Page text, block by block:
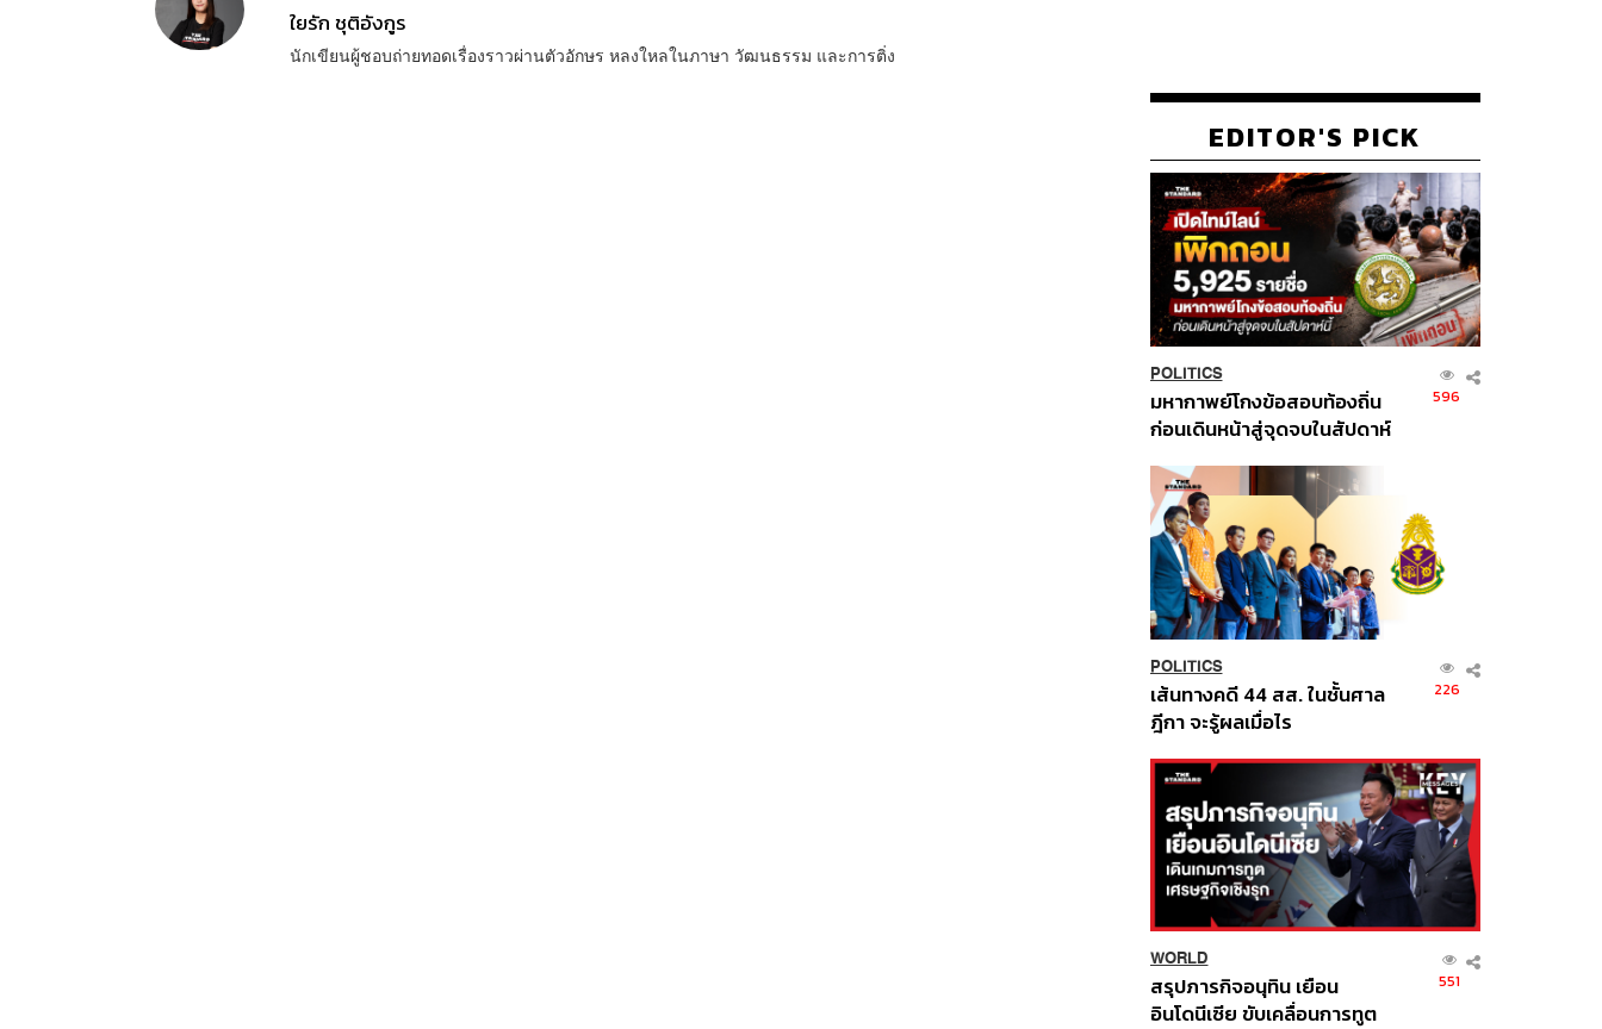
ใยรัก ชุติอังกูร
นักเขียนผู้ชอบถ่ายทอดเรื่องราวผ่านตัวอักษร หลงใหลในภาษา วัฒนธรรม และการติ่ง
EDITOR'S PICK
POLITICS
มหากาพย์โกงข้อสอบท้องถิ่น
ก่อนเดินหน้าสู่จุดจบในสัปดาห์
596
POLITICS
เส้นทางคดี 44 สส. ในชั้นศาล
ฎีกา จะรู้ผลเมื่อไร
226
WORLD
สรุปภารกิจอนุทิน เยือน
อินโดนีเซีย ขับเคลื่อนการทูต
551